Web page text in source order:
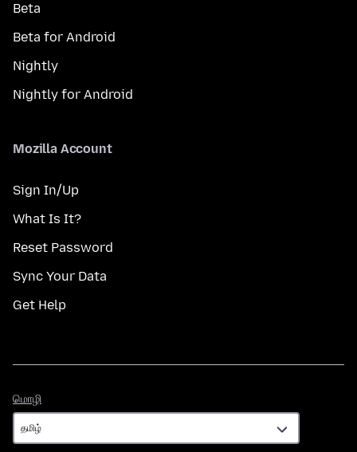
Beta
Beta for Android
Nightly
Nightly for Android
Mozilla Account
Sign In/Up
What Is It?
Reset Password
Sync Your Data
Get Help
மொழி